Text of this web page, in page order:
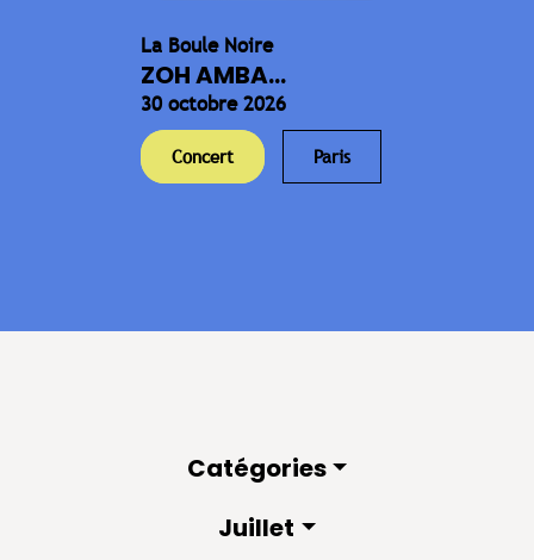
La Boule Noire
ZOH AMBA...
30 octobre 2026
Concert Paris
Catégories
Juillet